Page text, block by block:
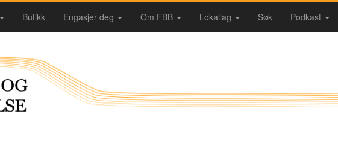
Butikk Engasjer deg Om FBB Lokallag Søk Podkast